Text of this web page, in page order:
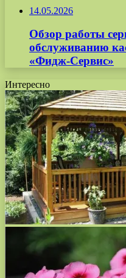
14.05.2026
Обзор работы
обслуживанию
«Фидж-Сервис»
Интересно